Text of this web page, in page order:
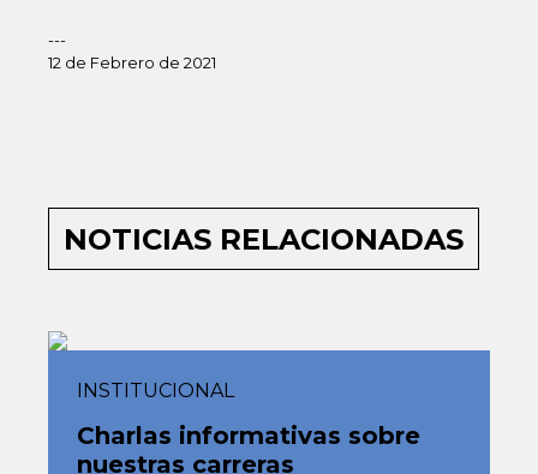
---
12 de Febrero de 2021
NOTICIAS RELACIONADAS
INSTITUCIONAL
Charlas informativas sobre
nuestras carreras